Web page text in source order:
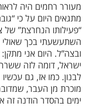
מעורר רחמים היה
מתגאים היום על כי
“פעילותו הנחרצת” של
השתעשעתי בכך
ובצה”ל. היום אני מתקן:
ישראל, דומה לזה
לבנון. כמו אז, גם
מוכרת מן העבר,
ימים בהסדר הודנה זה